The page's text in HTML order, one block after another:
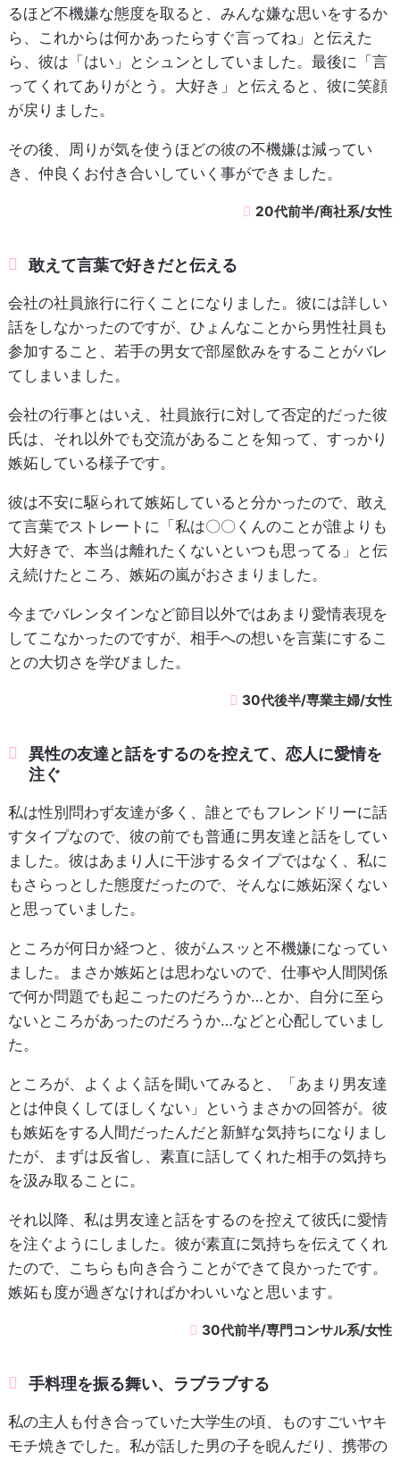
るほど不機嫌な態度を取ると、みんな嫌な思いをするか
ら、これからは何かあったらすぐ言ってね」と伝えた
ら、彼は「はい」とシュンとしていました。最後に「言
ってくれてありがとう。大好き」と伝えると、彼に笑顔
が戻りました。
その後、周りが気を使うほどの彼の不機嫌は減ってい
き、仲良くお付き合いしていく事ができました。
20代前半/商社系/女性
敢えて言葉で好きだと伝える
会社の社員旅行に行くことになりました。彼には詳しい
話をしなかったのですが、ひょんなことから男性社員も
参加すること、若手の男女で部屋飲みをすることがバレ
てしまいました。
会社の行事とはいえ、社員旅行に対して否定的だった彼
氏は、それ以外でも交流があることを知って、すっかり
嫉妬している様子です。
彼は不安に駆られて嫉妬していると分かったので、敢え
て言葉でストレートに「私は〇〇くんのことが誰よりも
大好きで、本当は離れたくないといつも思ってる」と伝
え続けたところ、嫉妬の嵐がおさまりました。
今までバレンタインなど節目以外ではあまり愛情表現を
してこなかったのですが、相手への想いを言葉にするこ
との大切さを学びました。
30代後半/専業主婦/女性
異性の友達と話をするのを控えて、恋人に愛情を
注ぐ
私は性別問わず友達が多く、誰とでもフレンドリーに話
すタイプなので、彼の前でも普通に男友達と話をしてい
ました。彼はあまり人に干渉するタイプではなく、私に
もさらっとした態度だったので、そんなに嫉妬深くない
と思っていました。
ところが何日か経つと、彼がムスッと不機嫌になってい
ました。まさか嫉妬とは思わないので、仕事や人間関係
で何か問題でも起こったのだろうか…とか、自分に至ら
ないところがあったのだろうか…などと心配していまし
た。
ところが、よくよく話を聞いてみると、「あまり男友達
とは仲良くしてほしくない」というまさかの回答が。彼
も嫉妬をする人間だったんだと新鮮な気持ちになりまし
たが、まずは反省し、素直に話してくれた相手の気持ち
を汲み取ることに。
それ以降、私は男友達と話をするのを控えて彼氏に愛情
を注ぐようにしました。彼が素直に気持ちを伝えてくれ
たので、こちらも向き合うことができて良かったです。
嫉妬も度が過ぎなければかわいいなと思います。
30代前半/専門コンサル系/女性
手料理を振る舞い、ラブラブする
私の主人も付き合っていた大学生の頃、ものすごいヤキ
モチ焼きでした。私が話した男の子を睨んだり、携帯の